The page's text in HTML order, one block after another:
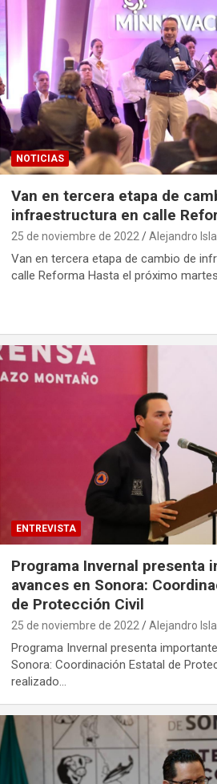
NOTICIAS
Van en tercera etapa de
infraestructura en calle
25 de noviembre de 2022 Alejandro
Van en tercera etapa de cambio de
calle Reforma Hasta el próximo
ENTREVISTA
Programa Invernal presenta
avances en Sonora:
de Protección Civil
25 de noviembre de 2022 Alejandro
Programa Invernal presenta
Sonora: Coordinación Estatal de
realizado…